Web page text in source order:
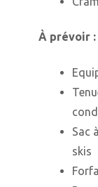
À prévoir :
Sac
skis